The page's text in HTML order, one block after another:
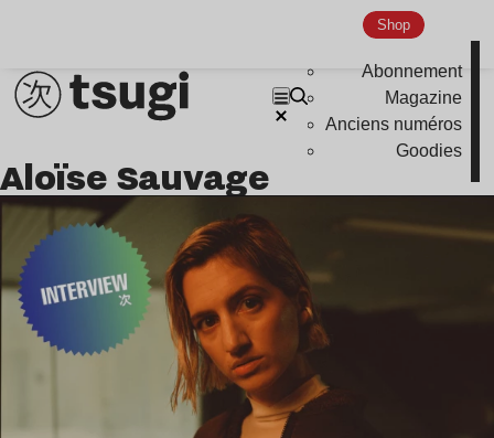
Shop
Abonnement
Magazine
Anciens numéros
Goodies
Aloïse Sauvage